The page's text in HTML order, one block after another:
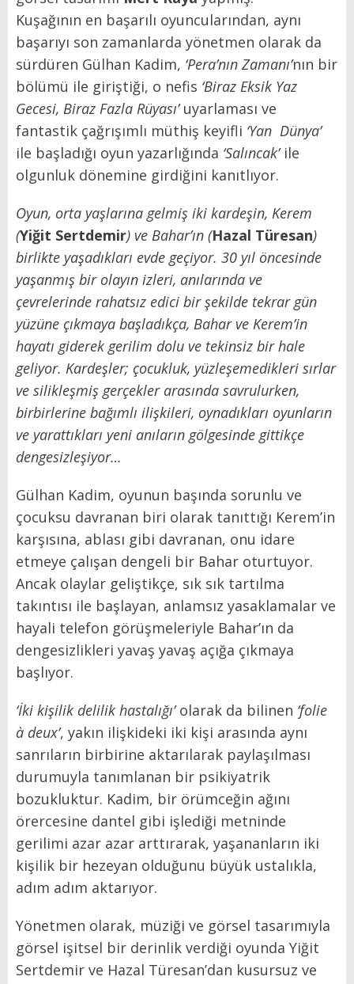
Kuşağının en başarılı oyuncularından, aynı
başarıyı son zamanlarda yönetmen olarak da
sürdüren Gülhan Kadim, ‘Pera’nın Zamanı’nın bir
bölümü ile giriştiği, o nefis ‘Biraz Eksik Yaz
Gecesi, Biraz Fazla Rüyası’ uyarlaması ve
fantastik çağrışımlı müthiş keyifli ‘Yan Dünya’
ile başladığı oyun yazarlığında ‘Salıncak’ile
olgunluk dönemine girdiğini kanıtlıyor.
Oyun, orta yaşlarına gelmiş iki kardeşin, Kerem
(Yiğit Sertdemir) ve Bahar’ın (Hazal Türesan)
birlikte yaşadıkları evde geçiyor. 30 yıl öncesinde
yaşanmış bir olayın izleri, anılarında ve
çevrelerinde rahatsız edici bir şekilde tekrar gün
yüzüne çıkmaya başladıkça, Bahar ve Kerem’in
hayatı giderek gerilim dolu ve tekinsiz bir hale
geliyor. Kardeşler; çocukluk, yüzleşemedikleri sırlar
ve silikleşmiş gerçekler arasında savrulurken,
birbirlerine bağımlı ilişkileri, oynadıkları oyunların
ve yarattıkları yeni anıların gölgesinde gittikçe
dengesizleşiyor…
Gülhan Kadim, oyunun başında sorunlu ve
çocuksu davranan biri olarak tanıttığı Kerem’in
karşısına, ablası gibi davranan, onu idare
etmeye çalışan dengeli bir Bahar oturtuyor.
Ancak olaylar geliştikçe, sık sık tartılma
takıntısı ile başlayan, anlamsız yasaklamalar ve
hayali telefon görüşmeleriyle Bahar’ın da
dengesizlikleri yavaş yavaş açığa çıkmaya
başlıyor.
‘İki kişilik delilik hastalığı’olarak da bilinen ‘folie
à deux’, yakın ilişkideki iki kişi arasında aynı
sanrıların birbirine aktarılarak paylaşılması
durumuyla tanımlanan bir psikiyatrik
bozukluktur. Kadim, bir örümceğin ağını
örercesine dantel gibi işlediği metninde
gerilimi azar azar arttırarak, yaşananların iki
kişilik bir hezeyan olduğunu büyük ustalıkla,
adım adım aktarıyor.
Yönetmen olarak, müziği ve görsel tasarımıyla
görsel işitsel bir derinlik verdiği oyunda Yiğit
Sertdemir ve Hazal Türesan’dan kusursuz ve